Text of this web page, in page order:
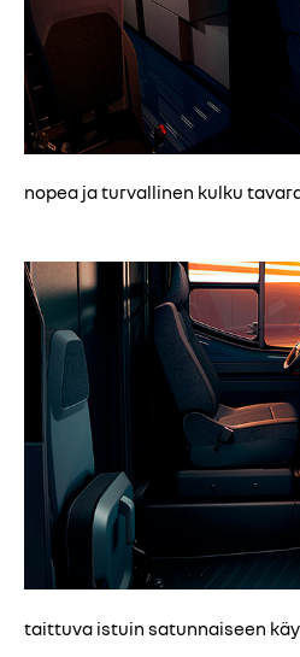
nopea ja turvallinen kulku
taittuva istuin satunnaiseen